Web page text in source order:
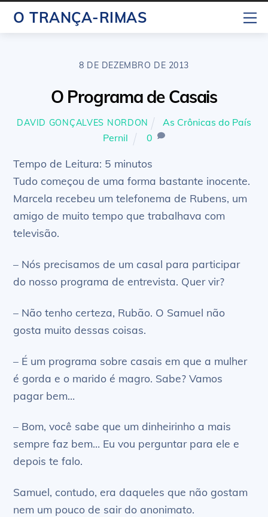
O TRANÇA-RIMAS
8 DE DEZEMBRO DE 2013
O Programa de Casais
DAVID GONÇALVES NORDON
As Crônicas do País
Pernil
0
Tempo de Leitura: 5 minutos
Tudo começou de uma forma bastante inocente.
Marcela recebeu um telefonema de Rubens, um
amigo de muito tempo que trabalhava com
televisão.
– Nós precisamos de um casal para participar
do nosso programa de entrevista. Quer vir?
– Não tenho certeza, Rubão. O Samuel não
gosta muito dessas coisas.
– É um programa sobre casais em que a mulher
é gorda e o marido é magro. Sabe? Vamos
pagar bem…
– Bom, você sabe que um dinheirinho a mais
sempre faz bem… Eu vou perguntar para ele e
depois te falo.
Samuel, contudo, era daqueles que não gostam
nem um pouco de sair do anonimato.